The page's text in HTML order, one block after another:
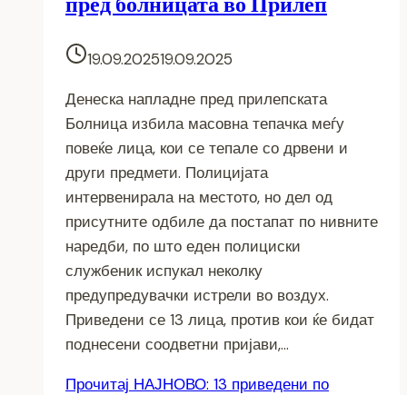
19.09.202519.09.2025
Денеска напладне пред прилепската
Болница избила масовна тепачка меѓу
повеќе лица, кои се тепале со дрвени и
други предмети. Полицијата
интервенирала на местото, но дел од
присутните одбиле да постапат по нивните
наредби, по што еден полициски
службеник испукал неколку
предупредувачки истрели во воздух.
Приведени се 13 лица, против кои ќе бидат
поднесени соодветни пријави,…
Прочитај НАЈНОВО: 13 приведени по